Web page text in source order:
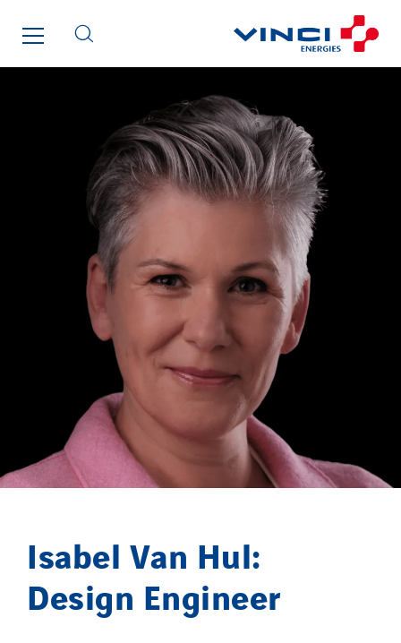
Isabel Van Hul:
Design Engineer